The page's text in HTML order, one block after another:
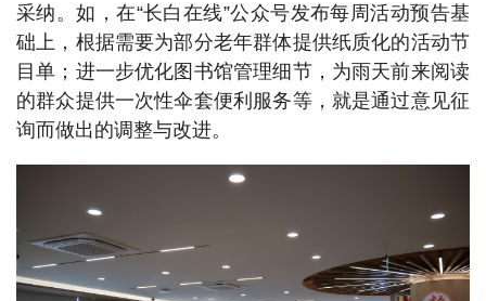
采纳。如，在“长白在线”公众号发布每周活动预告基
础上，根据需要为部分老年群体提供纸质化的活动节
目单；进一步优化图书馆管理细节，为雨天前来阅读
的群众提供一次性伞套便利服务等，就是通过意见征
询而做出的调整与改进。